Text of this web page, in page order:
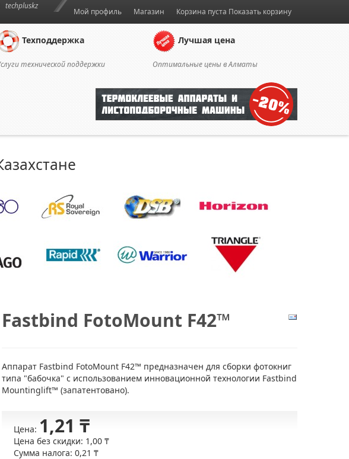
Корзина пуста Показать корзину
Мой профиль Магазин
techpluskz
Техподдержка
технической поддержки
Лучшая цена
Оптимальные цены в Алматы
Fastbind FotoMount F42™
Аппарат Fastbind FotoMount F42™ предназначен для сборки фотокниг
типа "бабочка" с использованием инновационной технологии Fastbind
Mountinglift™ (запатентовано).
Цена: 1,21 ₸
Цена без скидки: 1,00 ₸
Сумма налога: 0,21 ₸